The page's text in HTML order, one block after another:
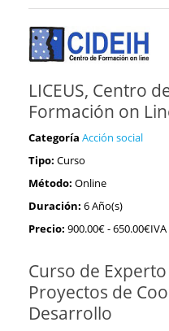
LICEUS, Centro
Formación on
Categoría Acción social
Tipo: Curso
Método: Online
Duración: 6 Año(s)
Precio: 900.00€-
Curso de
Proyectos de
Desarrollo